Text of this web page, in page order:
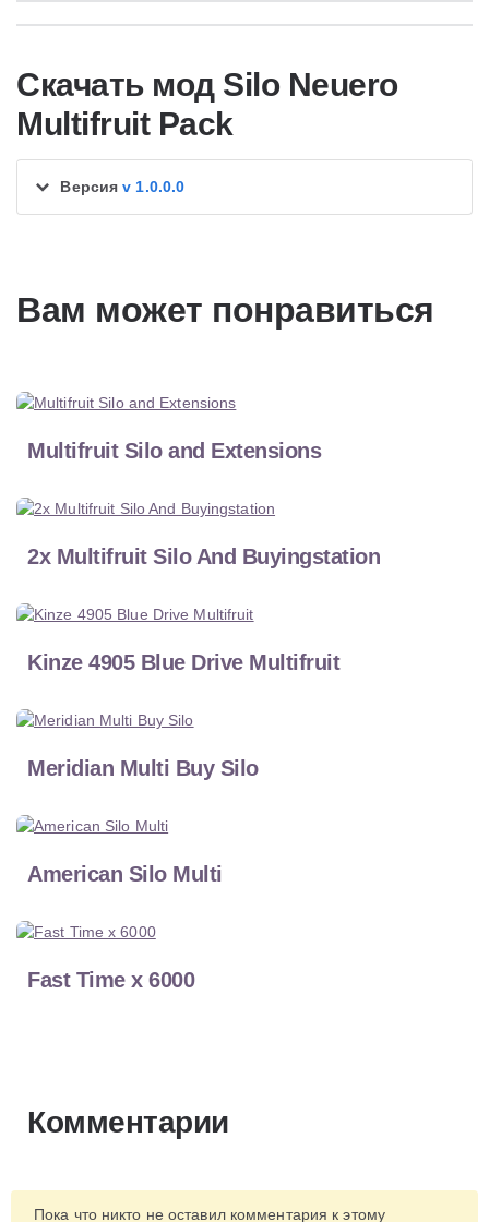
Скачать мод Silo Neuero
Multifruit Pack
Версияv 1.0.0.0
Вам может понравиться
Multifruit Silo and Extensions
2x Multifruit Silo And Buyingstation
Kinze 4905 Blue Drive Multifruit
Meridian Multi Buy Silo
American Silo Multi
Fast Time x 6000
Комментарии
Пока что никто не оставил комментария к этому